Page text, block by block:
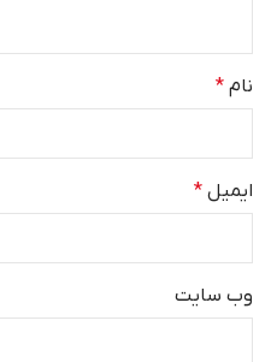
نام *
ایمیل *
وب‌ سایت